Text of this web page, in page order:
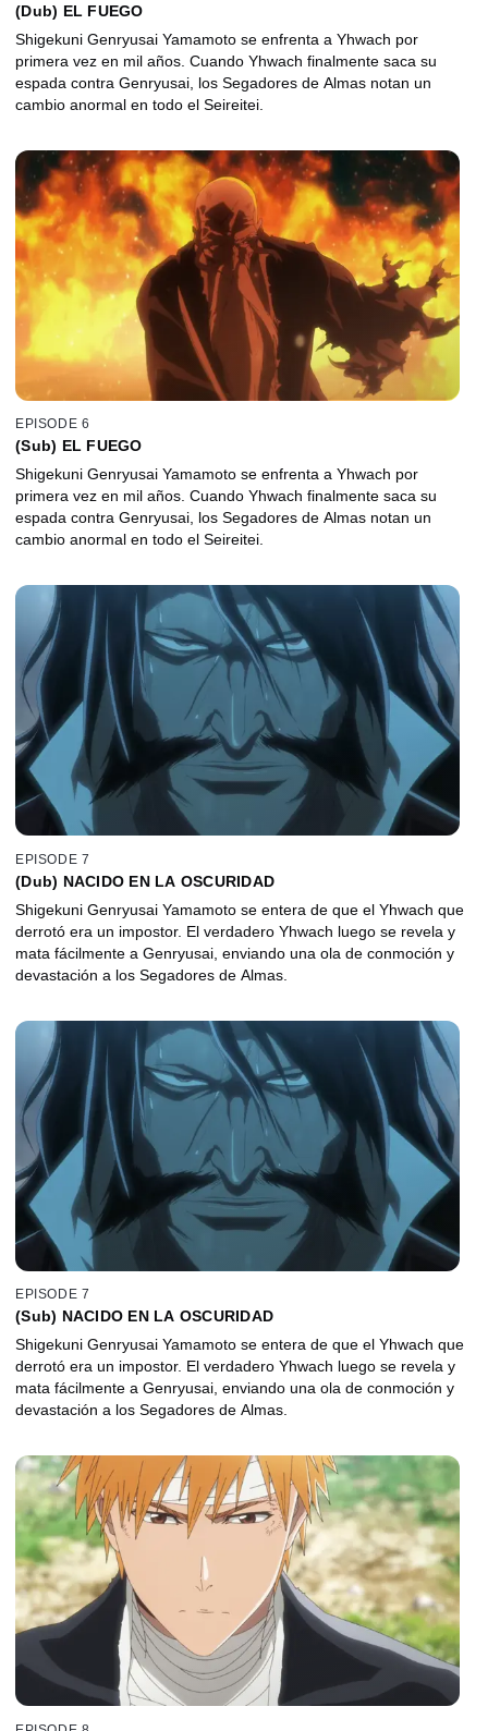
(Dub) EL FUEGO
Shigekuni Genryusai Yamamoto se enfrenta a Yhwach por
primera vez en mil años. Cuando Yhwach finalmente saca su
espada contra Genryusai, los Segadores de Almas notan un
cambio anormal en todo el Seireitei.
EPISODE 6
(Sub) EL FUEGO
Shigekuni Genryusai Yamamoto se enfrenta a Yhwach por
primera vez en mil años. Cuando Yhwach finalmente saca su
espada contra Genryusai, los Segadores de Almas notan un
cambio anormal en todo el Seireitei.
EPISODE 7
(Dub) NACIDO EN LA OSCURIDAD
Shigekuni Genryusai Yamamoto se entera de que el Yhwach que
derrotó era un impostor. El verdadero Yhwach luego se revela y
mata fácilmente a Genryusai, enviando una ola de conmoción y
devastación a los Segadores de Almas.
EPISODE 7
(Sub) NACIDO EN LA OSCURIDAD
Shigekuni Genryusai Yamamoto se entera de que el Yhwach que
derrotó era un impostor. El verdadero Yhwach luego se revela y
mata fácilmente a Genryusai, enviando una ola de conmoción y
devastación a los Segadores de Almas.